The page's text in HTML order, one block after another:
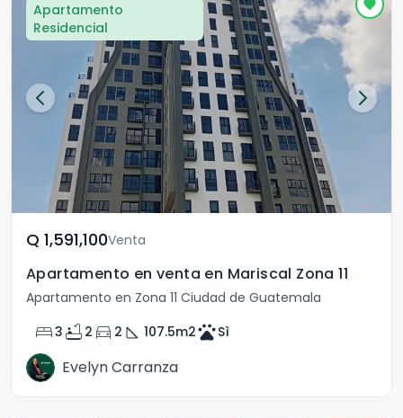
Apartamento
Residencial
Q	1,591,100Venta
Apartamento en venta en Mariscal Zona 11
Apartamento en Zona 11 Ciudad de Guatemala
bed3 bathtub 2 directions_car 2 square_foot 107.5m2petsSì
Evelyn Carranza